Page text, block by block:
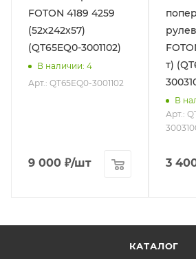
FOTON 4189 4259
(52х242х57)
(QT65EQ0-3001102)
В наличии: 4
Арт.: QT65EQ0-3001102
9 000 ₽/шт
т)
В
Арт.:
3
КАТАЛОГ